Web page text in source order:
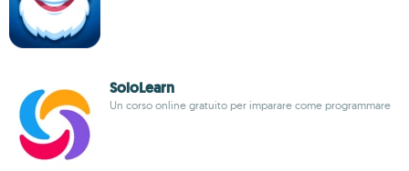
SoloLearn
Un corso online gratuito per imparare come programmare